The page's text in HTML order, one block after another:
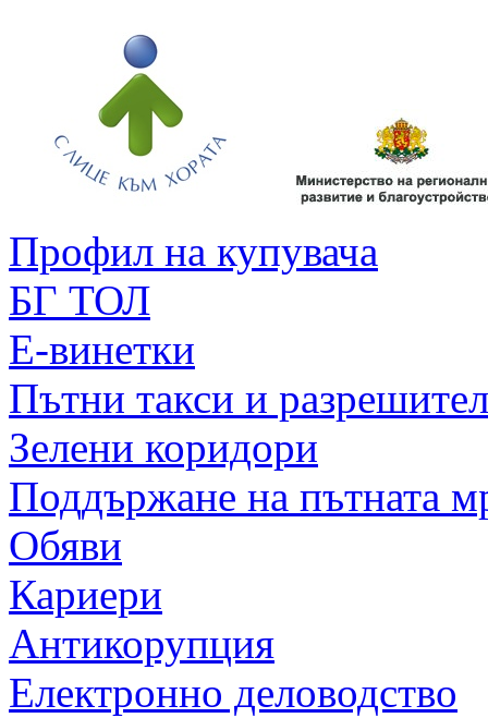
Профил на купувача
БГ ТОЛ
Е-винетки
Пътни такси и
Зелени коридори
Поддържане на пътната
Обяви
Кариери
Антикорупция
Електронно деловодство